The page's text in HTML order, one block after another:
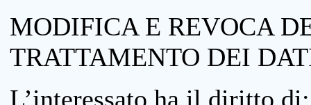
MODIFICA E REVOCA
TRATTAMENTO DEI
L’interessato ha il diritto